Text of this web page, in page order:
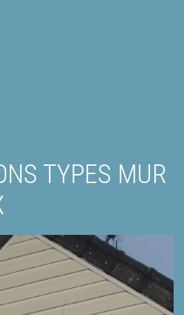
TYPES MUR